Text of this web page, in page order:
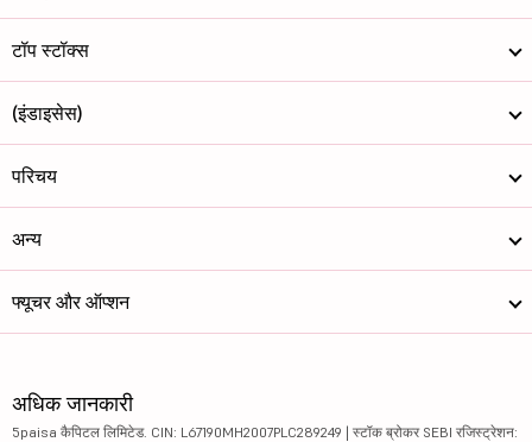
टॉप स्टॉक्स
(इंडाइसेस)
परिचय
अन्य
फ्यूचर और ऑप्शन
अधिक जानकारी
5paisa कैपिटल लिमिटेड. CIN: L67190MH2007PLC289249 | स्टॉक ब्रोकर SEBI रजिस्ट्रेशन: